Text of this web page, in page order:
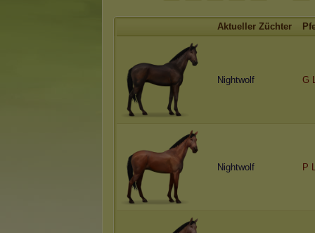
Aktueller Züchter
Nightwolf G
Nightwolf P